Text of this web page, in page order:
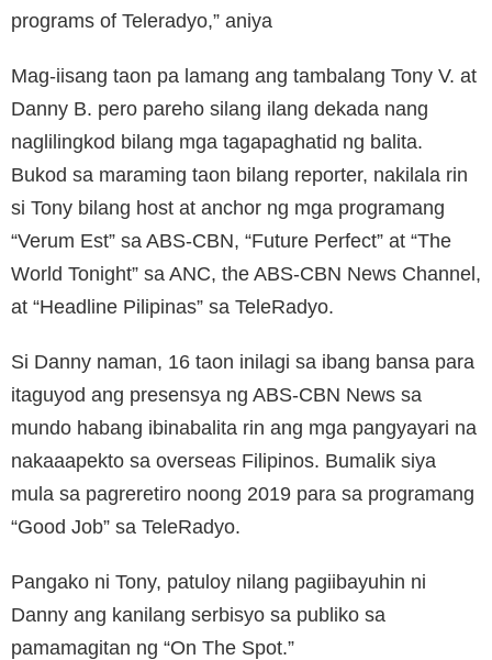
programs of Teleradyo,” aniya
Mag-iisang taon pa lamang ang tambalang Tony V. at
Danny B. pero pareho silang ilang dekada nang
naglilingkod bilang mga tagapaghatid ng balita.
Bukod sa maraming taon bilang reporter, nakilala rin
si Tony bilang host at anchor ng mga programang
“Verum Est” sa ABS-CBN, “Future Perfect” at “The
World Tonight” sa ANC, the ABS-CBN News Channel,
at “Headline Pilipinas” sa TeleRadyo.
Si Danny naman, 16 taon inilagi sa ibang bansa para
itaguyod ang presensya ng ABS-CBN News sa
mundo habang ibinabalita rin ang mga pangyayari na
nakaaapekto sa overseas Filipinos. Bumalik siya
mula sa pagreretiro noong 2019 para sa programang
“Good Job” sa TeleRadyo.
Pangako ni Tony, patuloy nilang pagiibayuhin ni
Danny ang kanilang serbisyo sa publiko sa
pamamagitan ng “On The Spot.”